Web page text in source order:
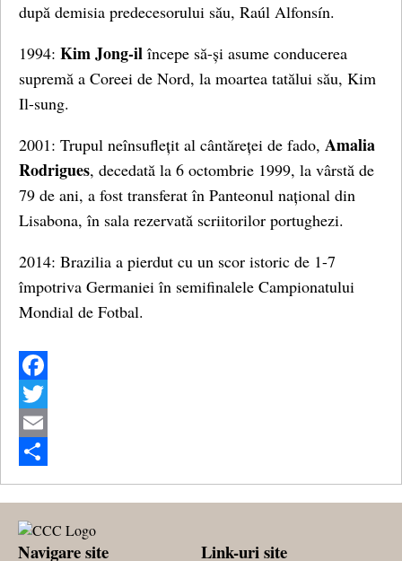
după demisia predecesorului său, Raúl Alfonsín.
1994: Kim Jong-il începe să-și asume conducerea
supremă a Coreei de Nord, la moartea tatălui său, Kim
Il-sung.
2001: Trupul neînsuflețit al cântăreței de fado, Amalia
Rodrigues, decedată la 6 octombrie 1999, la vârstă de
79 de ani, a fost transferat în Panteonul național din
Lisabona, în sala rezervată scriitorilor portughezi.
2014: Brazilia a pierdut cu un scor istoric de 1-7
împotriva Germaniei în semifinalele Campionatului
Mondial de Fotbal.
Facebook
Twitter
Email
Share
Navigare site Link-uri site